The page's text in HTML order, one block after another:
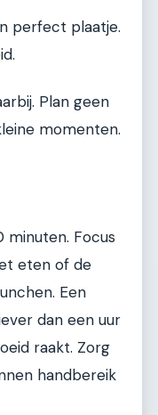
perfect plaatje.
Plan geen
momenten.
Focus
eten of de
Een
dan een uur
raakt. Zorg
handbereik